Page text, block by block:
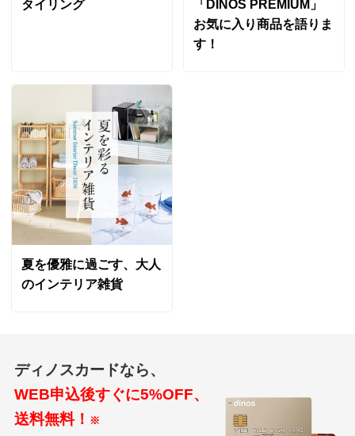
タイリング
「DINOS PREMIUM」
お気に入り商品を語りま
す！
夏を優雅に過ごす、大人
のインテリア雑貨
ディノスカードなら、
WEB申込後すぐに5%OFF、
送料無料！ ※